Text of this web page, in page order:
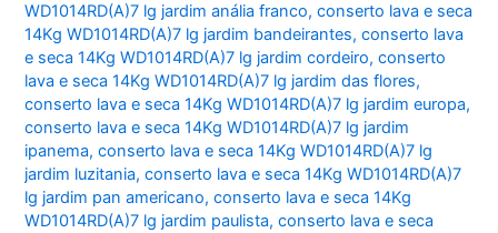
WD1014RD(A)7 lg jardim anália franco,conserto lava e seca
14Kg WD1014RD(A)7 lg jardim bandeirantes,conserto lava
e seca 14Kg WD1014RD(A)7 lg jardim cordeiro,conserto
lava e seca 14Kg WD1014RD(A)7 lg jardim das flores,
conserto lava e seca 14Kg WD1014RD(A)7 lg jardim europa,
conserto lava e seca 14Kg WD1014RD(A)7 lg jardim
ipanema,conserto lava e seca 14Kg WD1014RD(A)7 lg
jardim luzitania,conserto lava e seca 14Kg WD1014RD(A)7
lg jardim pan americano,conserto lava e seca 14Kg
WD1014RD(A)7 lg jardim paulista,conserto lava e seca